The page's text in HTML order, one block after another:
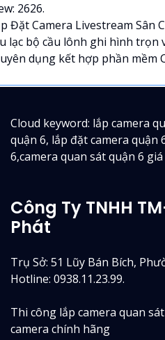
2626.
Đặt Camera Livestream Sân
lạc bộ cầu lônh ghi hình trọn
dụng kết hợp phần mềm
Cloud keyword: lắp camera
quận 6, lắp đặt camera quận
6,camera quan sát quận 6
Công Ty TNHH
Phát
Trụ Sở: 51 Lũy Bán Bích,
Hotline: 0938.11.23.99.
Thi công lắp camera quan
camera chính hãng